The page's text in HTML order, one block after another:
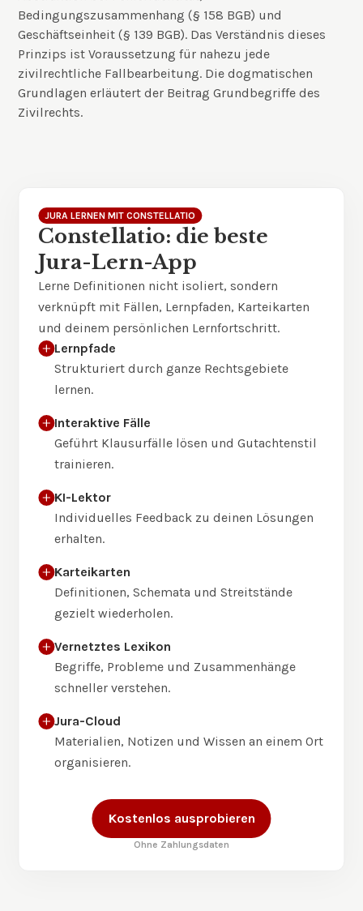
Bedingungszusammenhang (§ 158 BGB) und
Geschäftseinheit (§ 139 BGB). Das Verständnis dieses
Prinzips ist Voraussetzung für nahezu jede
zivilrechtliche Fallbearbeitung. Die dogmatischen
Grundlagen erläutert der BeitragGrundbegriffe des
Zivilrechts.
JURA LERNEN MIT CONSTELLATIO
Constellatio: die beste
Jura-Lern-App
Lerne Definitionen nicht isoliert, sondern
verknüpft mit Fällen, Lernpfaden, Karteikarten
und deinem persönlichen Lernfortschritt.
Lernpfade
Strukturiert durch ganze Rechtsgebiete
lernen.
Interaktive Fälle
Geführt Klausurfälle lösen und Gutachtenstil
trainieren.
KI-Lektor
Individuelles Feedback zu deinen Lösungen
erhalten.
Karteikarten
Definitionen, Schemata und Streitstände
gezielt wiederholen.
Vernetztes Lexikon
Begriffe, Probleme und Zusammenhänge
schneller verstehen.
Jura-Cloud
Materialien, Notizen und Wissen an einem Ort
organisieren.
Kostenlos ausprobieren
Ohne Zahlungsdaten